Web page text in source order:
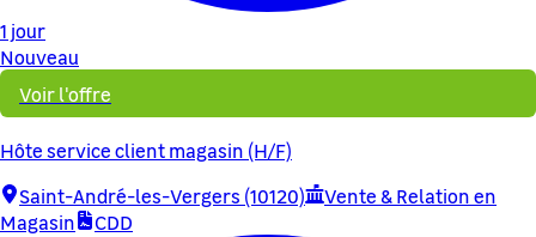
1 jour
Nouveau
Voir l'offre
Hôte service client magasin (H/F)
Saint-André-les-Vergers (10120)
Vente & Relation en
Magasin
CDD